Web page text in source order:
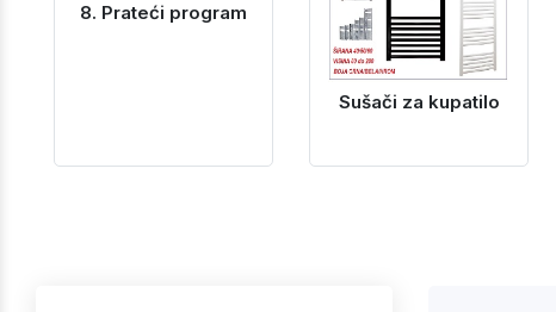
8. Prateći program
Sušači za kupatilo